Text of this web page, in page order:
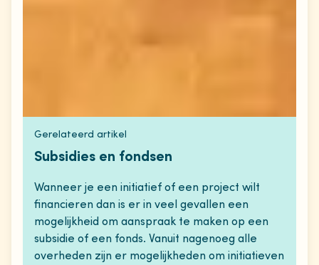
Gerelateerd artikel
Subsidies en fondsen
Wanneer je een initiatief of een project wilt
financieren dan is er in veel gevallen een
mogelijkheid om aanspraak te maken op een
subsidie of een fonds. Vanuit nagenoeg alle
overheden zijn er mogelijkheden om initiatieven